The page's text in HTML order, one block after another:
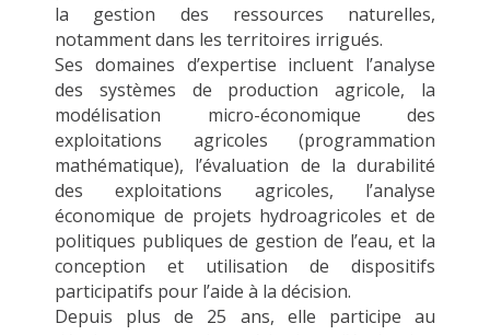
la gestion des ressources naturelles,
notamment dans les territoires irrigués.
Ses domaines d’expertise incluent l’analyse
des systèmes de production agricole, la
modélisation micro-économique des
exploitations agricoles (programmation
mathématique), l’évaluation de la durabilité
des exploitations agricoles, l’analyse
économique de projets hydroagricoles et de
politiques publiques de gestion de l’eau, et la
conception et utilisation de dispositifs
participatifs pour l’aide à la décision.
Depuis plus de 25 ans, elle participe au